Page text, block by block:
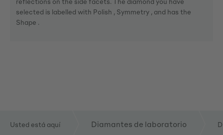
selected is labelled with Polish , Symmetry , and has the
Shape .
Usted está aquí Diamantes de laboratorio